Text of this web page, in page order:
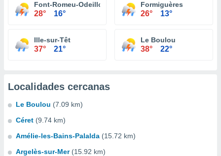
Font-Romeu-Odeillo-Via
28° 16°
Formiguères
26° 13°
Ille-sur-Têt
37° 21°
Le Boulou
38° 22°
Localidades cercanas
Le Boulou (7.09 km)
Céret (9.74 km)
Amélie-les-Bains-Palalda (15.72 km)
Argelès-sur-Mer (15.92 km)